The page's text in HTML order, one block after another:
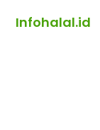
Infohalal.id